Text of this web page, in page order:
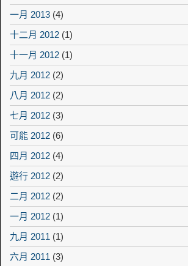
一月 2013 (4)
十二月 2012 (1)
十一月 2012 (1)
九月 2012 (2)
八月 2012 (2)
七月 2012 (3)
可能 2012 (6)
四月 2012 (4)
遊行 2012 (2)
二月 2012 (2)
一月 2012 (1)
九月 2011 (1)
六月 2011 (3)